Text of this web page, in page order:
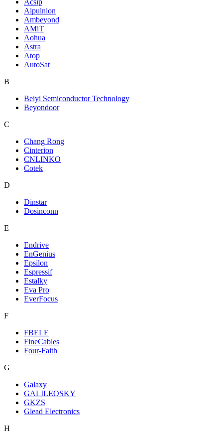
Acsip
Aipulnion
Ambeyond
AMiT
Aohua
Astra
Atop
AutoSat
B
Beiyi Semiconductor Technology
Beyondoor
C
Chang Rong
Cinterion
CNLINKO
Cotek
D
Dinstar
Dosinconn
E
Endrive
EnGenius
Epsilon
Espressif
Estalky
Eva Pro
EverFocus
F
FBELE
FineCables
Four-Faith
G
Galaxy
GALILEOSKY
GKZS
Glead Electronics
H